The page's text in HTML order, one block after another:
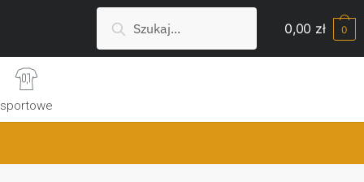
0,00 zł 0
Search
sportowe